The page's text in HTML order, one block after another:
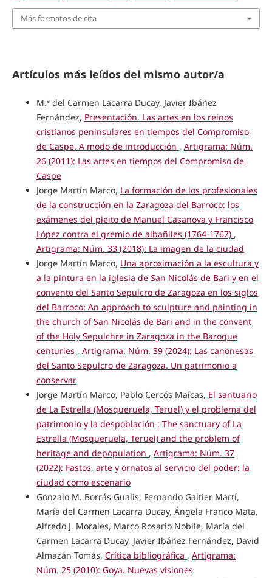
Más formatos de cita
Artículos más leídos del mismo autor/a
M.ª del Carmen Lacarra Ducay, Javier Ibáñez
Fernández, Presentación. Las artes en los reinos
cristianos peninsulares en tiempos del Compromiso
de Caspe. A modo de introducción , Artigrama: Núm.
26 (2011): Las artes en tiempos del Compromiso de
Caspe
Jorge Martín Marco, La formación de los profesionales
de la construcción en la Zaragoza del Barroco: los
exámenes del pleito de Manuel Casanova y Francisco
López contra el gremio de albañiles (1764-1767) ,
Artigrama: Núm. 33 (2018): La imagen de la ciudad
Jorge Martín Marco, Una aproximación a la escultura y
a la pintura en la iglesia de San Nicolás de Bari y en el
convento del Santo Sepulcro de Zaragoza en los siglos
del Barroco: An approach to sculpture and painting in
the church of San Nicolás de Bari and in the convent
of the Holy Sepulchre in Zaragoza in the Baroque
centuries , Artigrama: Núm. 39 (2024): Las canonesas
del Santo Sepulcro de Zaragoza. Un patrimonio a
conservar
Jorge Martín Marco, Pablo Cercós Maícas, El santuario
de La Estrella (Mosqueruela, Teruel) y el problema del
patrimonio y la despoblación : The sanctuary of La
Estrella (Mosqueruela, Teruel) and the problem of
heritage and depopulation , Artigrama: Núm. 37
(2022): Fastos, arte y ornatos al servicio del poder: la
ciudad como escenario
Gonzalo M. Borrás Gualis, Fernando Galtier Martí,
María del Carmen Lacarra Ducay, Ángela Franco Mata,
Alfredo J. Morales, Marco Rosario Nobile, María del
Carmen Lacarra Ducay, Javier Ibáñez Fernández, David
Almazán Tomás, Crítica bibliográfica , Artigrama:
Núm. 25 (2010): Goya. Nuevas visiones